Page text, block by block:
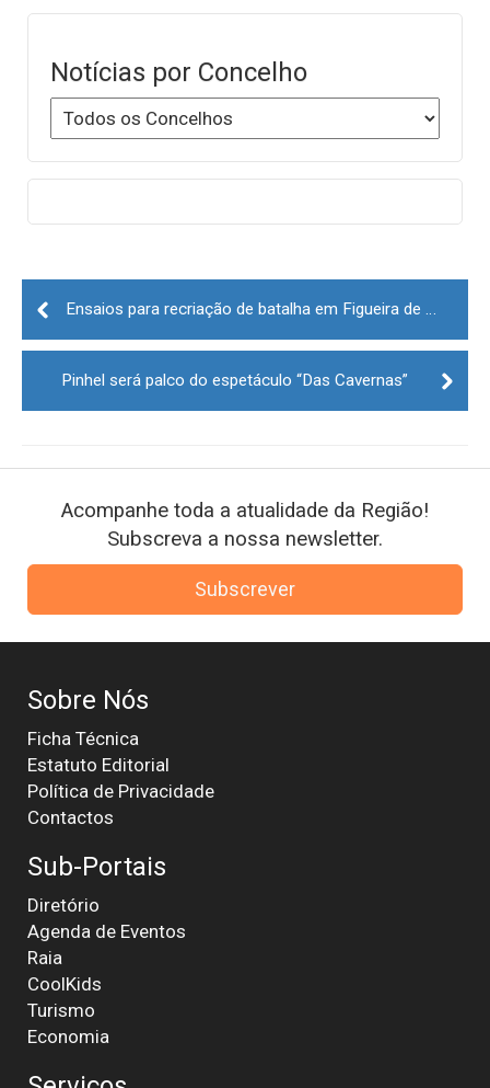
Notícias por Concelho
Post
navigation
Ensaios para recriação de batalha em Figueira de Castelo Rodrigo
Pinhel será palco do espetáculo “Das Cavernas”
Acompanhe toda a atualidade da Região!
Subscreva a nossa newsletter.
Subscrever
Sobre Nós
Ficha Técnica
Estatuto Editorial
Política de Privacidade
Contactos
Sub-Portais
Diretório
Agenda de Eventos
Raia
CoolKids
Turismo
Economia